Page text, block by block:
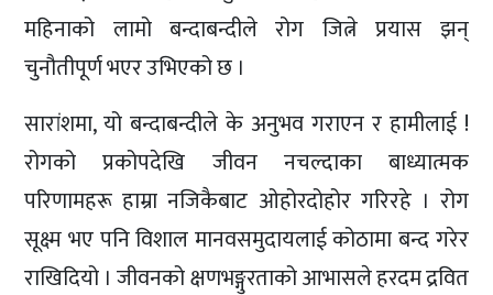
महिनाको लामो बन्दाबन्दीले रोग जित्ने प्रयास झन्
चुनौतीपूर्ण भएर उभिएको छ ।
सारांशमा, यो बन्दाबन्दीले के अनुभव गराएन र हामीलाई !
रोगको प्रकोपदेखि जीवन नचल्दाका बाध्यात्मक
परिणामहरू हाम्रा नजिकैबाट ओहोरदोहोर गरिरहे । रोग
सूक्ष्म भए पनि विशाल मानवसमुदायलाई कोठामा बन्द गरेर
राखिदियो । जीवनको क्षणभङ्गुरताको आभासले हरदम द्रवित